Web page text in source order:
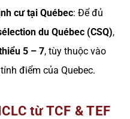
cư tại Québec: Để đủ
du Québec (CSQ),
5 – 7, tùy thuộc vào
điểm của Quebec.
từ TCF & TEF